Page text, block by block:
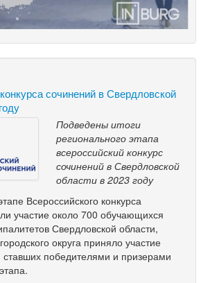
сочинений в Свердловской
Подведены итоги
регионального этапа
всероссийский конкурс
сочинений в Свердловской
области в 2023 году
Всероссийского конкурса
участие около 700 обучающихся
Свердловской области,
округа приняло участие
победителями и призерами